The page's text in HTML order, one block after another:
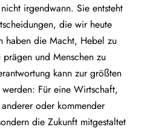
irgendwann. Sie entsteht
die wir heute
haben die Macht, Hebel zu
und Menschen zu
kann zur größten
Für eine Wirtschaft,
oder kommender
die Zukunft mitgestaltet